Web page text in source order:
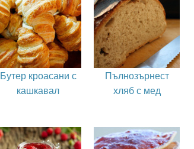
Бутер кроасани с
кашкавал
Пълнозърнест
хляб с мед